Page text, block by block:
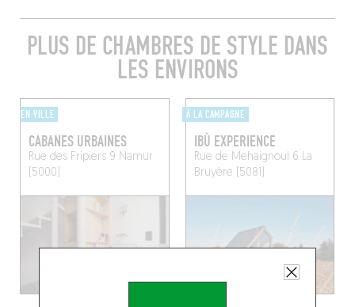
PLUS DE CHAMBRES DE STYLE DANS
LES ENVIRONS
EN VILLE
CABANES URBAINES
Rue des Fripiers 9 Namur
(5000)
À LA CAMPAGNE
IBÙ EXPERIENCE
Rue de Mehaignoul 6 La
Bruyère (5081)